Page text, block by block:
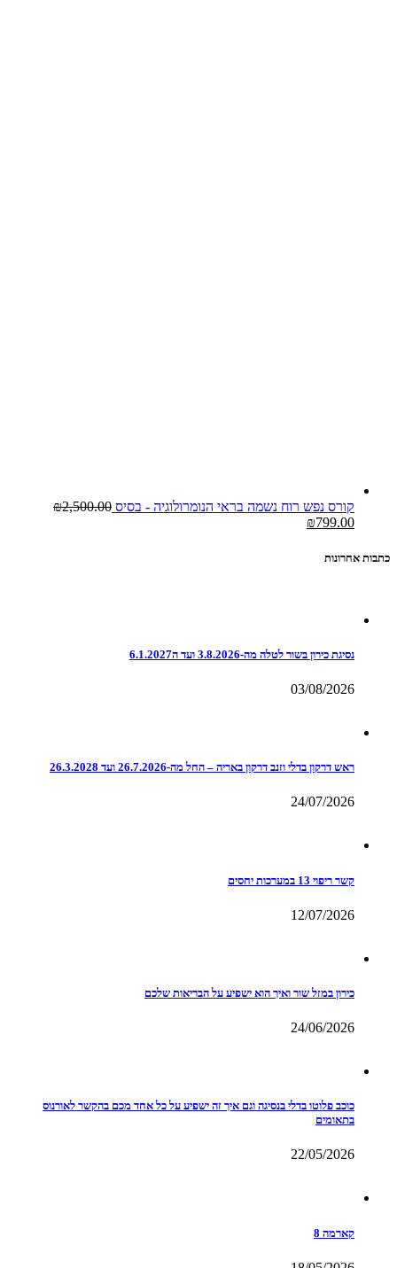
קורס נפש רוח נשמה בראי הנומרולוגיה - בסיס ₪2,500.00
₪799.00
כתבות אחרונות
נסיגת כירון בשור לטלה מה-3.8.2026 ועד ה6.1.2027
03/08/2026
ראש דרקון בדלי וזנב דרקון באריה – החל מה-26.7.2026 ועד 26.3.2028
24/07/2026
קשר ריפוי 13 במערכות יחסים
12/07/2026
כירון במזל שור ואיך הוא ישפיע על הבריאות שלכם
24/06/2026
כוכב פלוטו בדלי בנסיגה וגם איך זה ישפיע על כל אחד מכם בהקשר לאורנוס
בתאומים
22/05/2026
קארמה 8